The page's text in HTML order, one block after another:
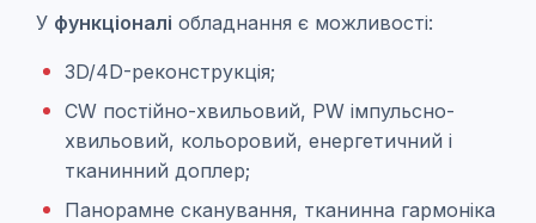
У функціоналі обладнання є можливості:
3D/4D-реконструкція;
CW постійно-хвильовий, PW імпульсно-
хвильовий, кольоровий, енергетичний і
тканинний доплер;
Панорамне сканування, тканинна гармоніка